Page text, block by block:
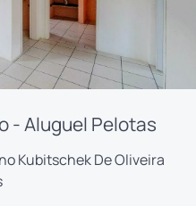
- Aluguel Pelotas
Kubitschek De Oliveira